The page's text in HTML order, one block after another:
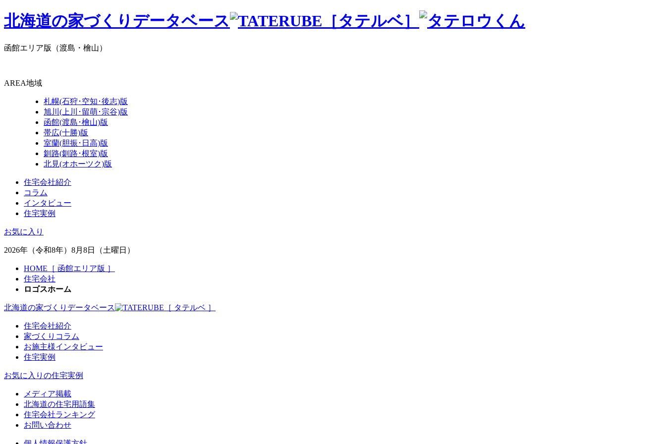
北海道の家づくりデータベース ［タテルベ］
函館エリア版 （渡島・檜山）
AREA地域
札幌(石狩･空知･後志)版
旭川(上川･留萌･宗谷)版
函館(渡島･檜山)版
帯広(十勝)版
室蘭(胆振･日高)版
釧路(釧路･根室)版
北見(オホーツク)版
住宅会社紹介
コラム
インタビュー
住宅実例
お気に入り
2026年（令和8年）8月8日（土曜日）
HOME［ 函館エリア版 ］
住宅会社
ロゴスホーム
北海道の家づくりデータベース ［ タテルベ ］
住宅会社紹介
家づくりコラム
お施主様インタビュー
住宅実例
お気に入りの住宅実例
メディア掲載
北海道の住宅用語集
住宅会社ランキング
お問い合わせ